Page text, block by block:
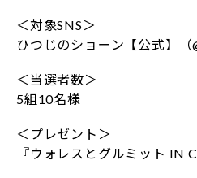
＜対象SNS＞
ひつじのショーン【公式】（
＜当選者数＞
5組10名様
＜プレゼント＞
『ウォレスとグルミット IN